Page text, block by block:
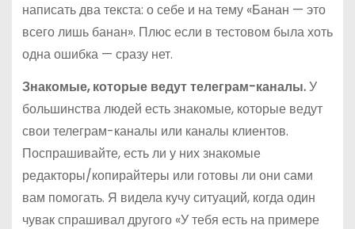
написать два текста: о себе и на тему «Банан — это
всего лишь банан». Плюс если в тестовом была хоть
одна ошибка — сразу нет.
Знакомые, которые ведут телеграм-каналы.У
большинства людей есть знакомые, которые ведут
свои телеграм-каналы или каналы клиентов.
Поспрашивайте, есть ли у них знакомые
редакторы/копирайтеры или готовы ли они сами
вам помогать. Я видела кучу ситуаций, когда один
чувак спрашивал другого «У тебя есть на примере